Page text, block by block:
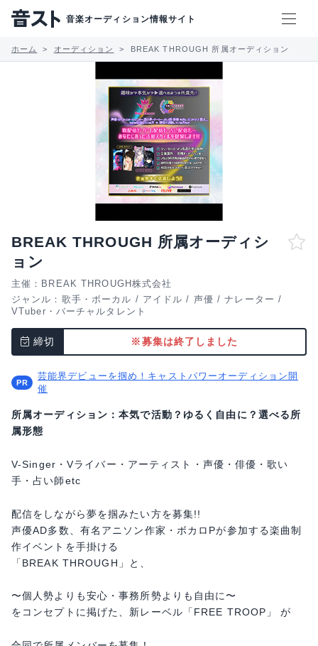
音楽オーディション情報サイト
ホーム オーディション BREAK THROUGH 所属オーディション
BREAK THROUGH 所属オーディシ
ョン
主催：BREAK THROUGH株式会社
ジャンル： 歌手・ボーカル / アイドル / 声優 /ナレーター /
VTuber・バーチャルタレント
締切 ※募集は終了しました
芸能界デビューを掴め！キャストパワーオーディション開
催
所属オーディション：本気で活動？ゆるく自由に？選べる所
属形態
V-Singer・Vライバー・アーティスト・声優・俳優・歌い
手・占い師etc
配信をしながら夢を掴みたい方を募集!!
声優AD多数、有名アニソン作家・ボカロPが参加する楽曲制
作イベントを手掛ける
「BREAK THROUGH」と、
〜個人勢よりも安心・事務所勢よりも自由に〜
をコンセプトに掲げた、新レーベル「FREE TROOP」 が